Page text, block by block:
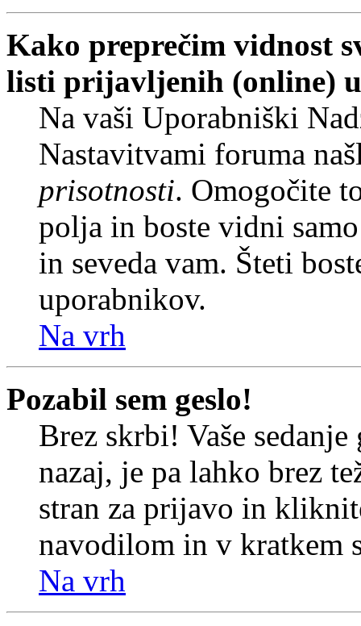
Kako preprečim vidnost
listi prijavljenih (online)
Na vaši Uporabniški
Nastavitvami foruma
prisotnosti. Omogočite
polja in boste vidni
in seveda vam. Šteti
uporabnikov.
Na vrh
Pozabil sem geslo!
Brez skrbi! Vaše
nazaj, je pa lahko brez
stran za prijavo in
navodilom in v kratkem
Na vrh